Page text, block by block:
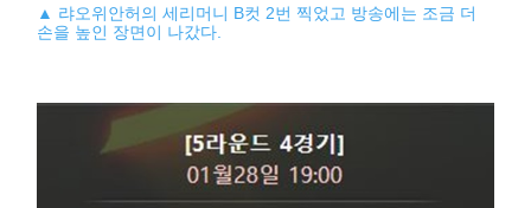
▲ 랴오위안허의 세리머니 B컷 2번 찍었고 방송에는 조금 더
손을 높인 장면이 나갔다.